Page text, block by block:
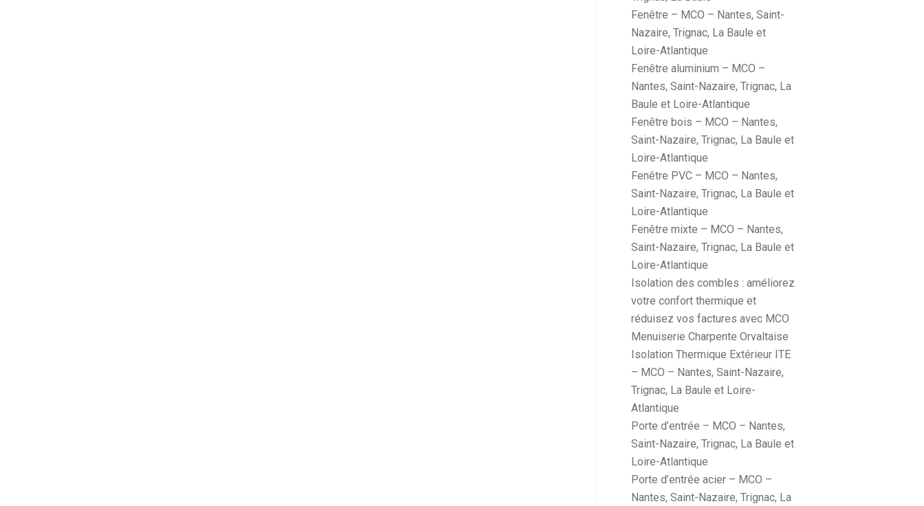
Fenêtre – MCO – Nantes, Saint-
Nazaire, Trignac, La Baule et
Loire-Atlantique
Fenêtre aluminium – MCO –
Nantes, Saint-Nazaire, Trignac, La
Baule et Loire-Atlantique
Fenêtre bois – MCO – Nantes,
Saint-Nazaire, Trignac, La Baule et
Loire-Atlantique
Fenêtre PVC – MCO – Nantes,
Saint-Nazaire, Trignac, La Baule et
Loire-Atlantique
Fenêtre mixte – MCO – Nantes,
Saint-Nazaire, Trignac, La Baule et
Loire-Atlantique
Isolation des combles : améliorez
votre confort thermique et
réduisez vos factures avec MCO
Menuiserie Charpente Orvaltaise
Isolation Thermique Extérieur ITE
– MCO – Nantes, Saint-Nazaire,
Trignac, La Baule et Loire-
Atlantique
Porte d’entrée – MCO – Nantes,
Saint-Nazaire, Trignac, La Baule et
Loire-Atlantique
Porte d’entrée acier – MCO –
Nantes, Saint-Nazaire, Trignac, La